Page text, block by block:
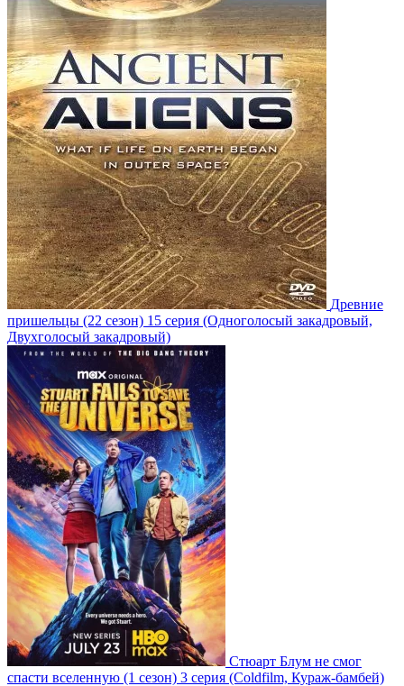
Древние
пришельцы (22 сезон) 15 серия (Одноголосый закадровый,
Двухголосый закадровый)
Стюарт Блум не смог
спасти вселенную (1 сезон) 3 серия (Coldfilm, Кураж-бамбей)